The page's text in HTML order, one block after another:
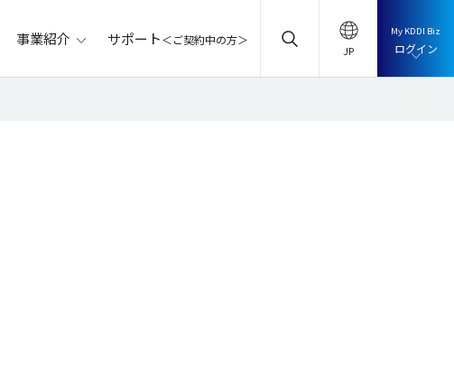
事業紹介 サポート＜ご契約中の方＞
My KDDI Biz
ログイン